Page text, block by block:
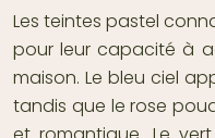
Les teintes pastel
pour leur capacité à
maison. Le bleu ciel
tandis que le rose